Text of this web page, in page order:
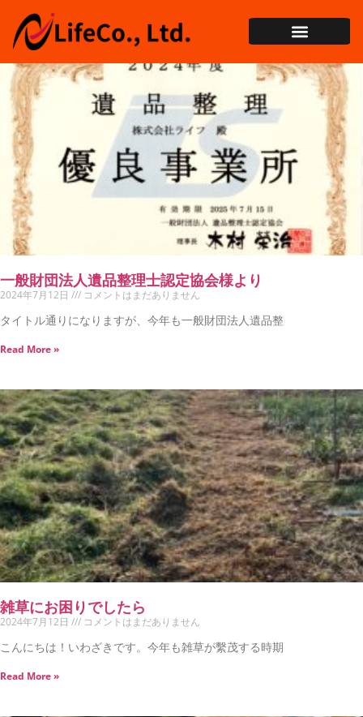
一般財団法人遺品整理士認定協会様より
2024年7月12日 コメントはまだありません
タイトル通りになりますが、今年も一般財団法人遺品整
Read More »
雑草にお困りでしたら
2024年7月12日 コメントはまだありません
こんにちは！いわざきです。今年も雑草が繫茂する時期
Read More »